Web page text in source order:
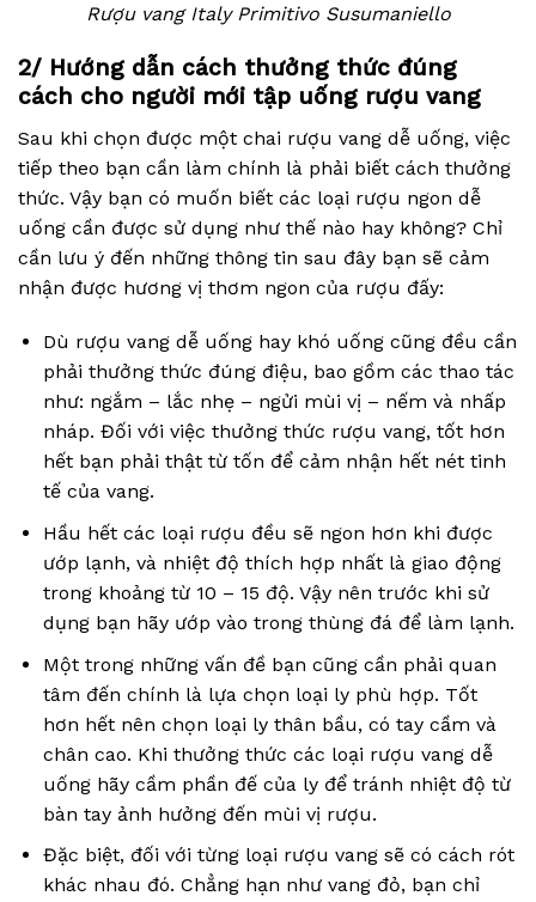
Rượu vang Italy Primitivo Susumaniello
2/ Hướng dẫn cách thưởng thức đúng
cách cho người mới tập uống rượu vang
Sau khi chọn được một chai rượu vang dễ uống, việc
tiếp theo bạn cần làm chính là phải biết cách thưởng
thức. Vậy bạn có muốn biết các loại rượu ngon dễ
uống cần được sử dụng như thế nào hay không? Chỉ
cần lưu ý đến những thông tin sau đây bạn sẽ cảm
nhận được hương vị thơm ngon của rượu đấy:
Dù rượu vang dễ uống hay khó uống cũng đều cần
phải thưởng thức đúng điệu, bao gồm các thao tác
như: ngắm – lắc nhẹ – ngửi mùi vị – nếm và nhấp
nháp. Đối với việc thưởng thức rượu vang, tốt hơn
hết bạn phải thật từ tốn để cảm nhận hết nét tinh
tế của vang.
Hầu hết các loại rượu đều sẽ ngon hơn khi được
ướp lạnh, và nhiệt độ thích hợp nhất là giao động
trong khoảng từ 10 – 15 độ. Vậy nên trước khi sử
dụng bạn hãy ướp vào trong thùng đá để làm lạnh.
Một trong những vấn đề bạn cũng cần phải quan
tâm đến chính là lựa chọn loại ly phù hợp. Tốt
hơn hết nên chọn loại ly thân bầu, có tay cầm và
chân cao. Khi thưởng thức các loại rượu vang dễ
uống hãy cầm phần đế của ly để tránh nhiệt độ từ
bàn tay ảnh hưởng đến mùi vị rượu.
Đặc biệt, đối với từng loại rượu vang sẽ có cách rót
khác nhau đó. Chẳng hạn như vang đỏ, bạn chỉ